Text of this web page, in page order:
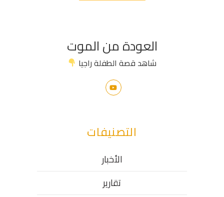
العودة من الموت
شاهد قصة الطفلة راجيا
التصنيفات
الأخبار
تقارير